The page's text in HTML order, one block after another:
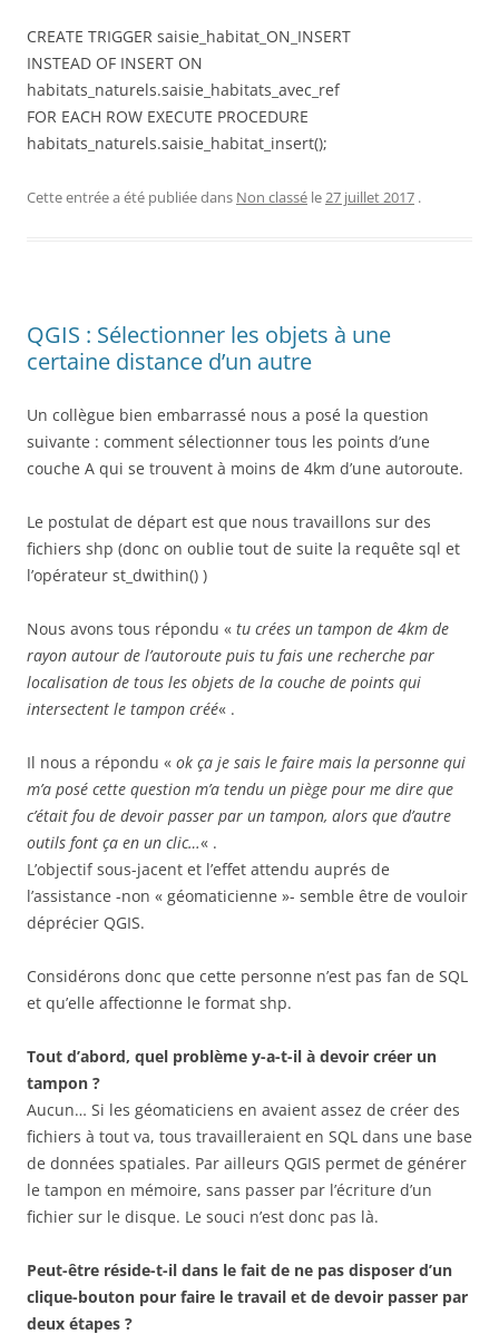
CREATE TRIGGER saisie_habitat_ON_INSERT
INSTEAD OF INSERT ON
habitats_naturels.saisie_habitats_avec_ref
FOR EACH ROW EXECUTE PROCEDURE
habitats_naturels.saisie_habitat_insert();
Cette entrée a été publiée dans Non classé le27 juillet 2017 .
QGIS : Sélectionner les objets à une
certaine distance d’un autre
Un collègue bien embarrassé nous a posé la question
suivante : comment sélectionner tous les points d’une
couche A qui se trouvent à moins de 4km d’une autoroute.
Le postulat de départ est que nous travaillons sur des
fichiers shp (donc on oublie tout de suite la requête sql et
l’opérateur st_dwithin() )
Nous avons tous répondu « tu crées un tampon de 4km de
rayon autour de l’autoroute puis tu fais une recherche par
localisation de tous les objets de la couche de points qui
intersectent le tampon créé« .
Il nous a répondu « ok ça je sais le faire mais la personne qui
m’a posé cette question m’a tendu un piège pour me dire que
c’était fou de devoir passer par un tampon, alors que d’autre
outils font ça en un clic…« .
L’objectif sous-jacent et l’effet attendu auprés de
l’assistance -non « géomaticienne »- semble être de vouloir
déprécier QGIS.
Considérons donc que cette personne n’est pas fan de SQL
et qu’elle affectionne le format shp.
Tout d’abord, quel problème y-a-t-il à devoir créer un
tampon ?
Aucun… Si les géomaticiens en avaient assez de créer des
fichiers à tout va, tous travailleraient en SQL dans une base
de données spatiales. Par ailleurs QGIS permet de générer
le tampon en mémoire, sans passer par l’écriture d’un
fichier sur le disque. Le souci n’est donc pas là.
Peut-être réside-t-il dans le fait de ne pas disposer d’un
clique-bouton pour faire le travail et de devoir passer par
deux étapes ?